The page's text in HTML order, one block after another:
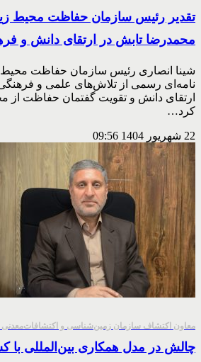
تقدیر رئیس سازمان حفاظت محیط
محمدرضا تابش در ارتقای دانش و
شینا انصاری رئیس سازمان حفاظت
نامه‌ای رسمی از تلاش‌های علمی و
ارتقای دانش و تقویت گفتمان حفاظت از
کرد…
22 شهریور 1404 09:56
معاون اکتشاف سازمان زمین‌شناسی و
چالش در مدل‌ همکاری بین‌المللی با